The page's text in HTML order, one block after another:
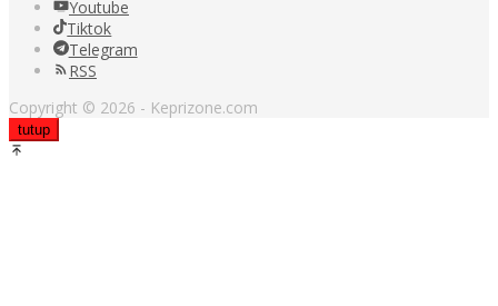
Youtube
Tiktok
Telegram
RSS
Copyright © 2026 - Keprizone.com
tutup